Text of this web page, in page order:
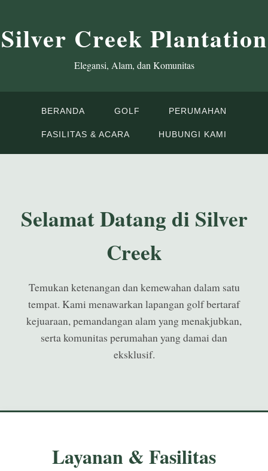
Silver Creek Plantation
Elegansi, Alam, dan Komunitas
BERANDA GOLF PERUMAHAN
FASILITAS & ACARA HUBUNGI KAMI
Selamat Datang di Silver
Creek
Temukan ketenangan dan kemewahan dalam satu
tempat. Kami menawarkan lapangan golf bertaraf
kejuaraan, pemandangan alam yang menakjubkan,
serta komunitas perumahan yang damai dan
eksklusif.
Layanan & Fasilitas